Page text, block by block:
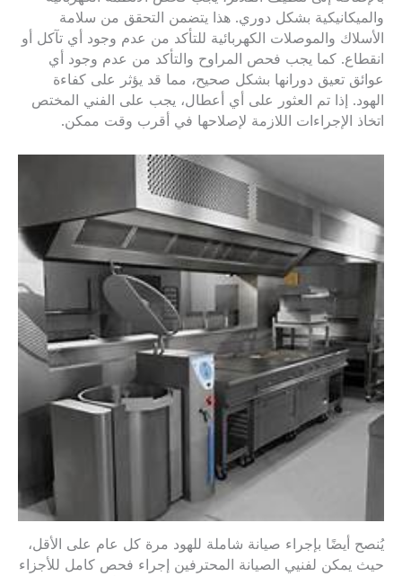
والميكانيكية بشكل دوري. هذا يتضمن التحقق من سلامة
الأسلاك والموصلات الكهربائية للتأكد من عدم وجود أي تآكل أو
انقطاع. كما يجب فحص المراوح والتأكد من عدم وجود أي
عوائق تعيق دورانها بشكل صحيح، مما قد يؤثر على كفاءة
الهود. إذا تم العثور على أي أعطال، يجب على الفني المختص
اتخاذ الإجراءات اللازمة لإصلاحها في أقرب وقت ممكن.
يُنصح أيضًا بإجراء صيانة شاملة للهود مرة كل عام على الأقل،
حيث يمكن لفنيي الصيانة المحترفين إجراء فحص كامل للأجزاء